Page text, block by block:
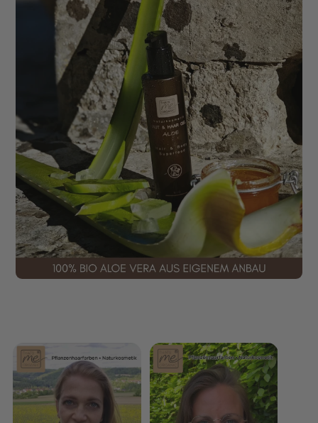
✔ ohne schweren Weißfilm
✔ leichte, atmungsaktive Texturen
✔ intensive Feuchtigkeit statt schwerem Fettfilm
✔ frische Pflanzenkraft mit Aloe Vera
✔ Pflege & Schutz in einem
Die Produkte ziehen angenehm ein und hinterlassen ein
gepflegtes, frisches Hautgefühl – ideal für warme
Sommertage.
Frische Pflanzenkraft für Haut & Haare
Aloe Vera ist gerade im Sommer besonders beliebt, weil
sie intensiv Feuchtigkeit spendet und sich angenehm
leicht auf Haut und Haaren anfühlt.
✔ Frische
✔ Beruhigung
✔ Regeneration
✔ ein gepflegtes Hautgefühl ohne zu beschweren